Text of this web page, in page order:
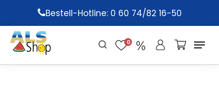
main
content
Bestell-Hotline: 0 60 74/82 16-50
0